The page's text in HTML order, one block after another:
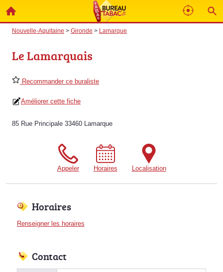
Nouvelle-Aquitaine > Gironde > Lamarque
Le Lamarquais
Recommander ce buraliste
Améliorer cette fiche
85 Rue Principale 33460 Lamarque
Appeler Horaires Localisation
Horaires
Renseigner les horaires
Contact